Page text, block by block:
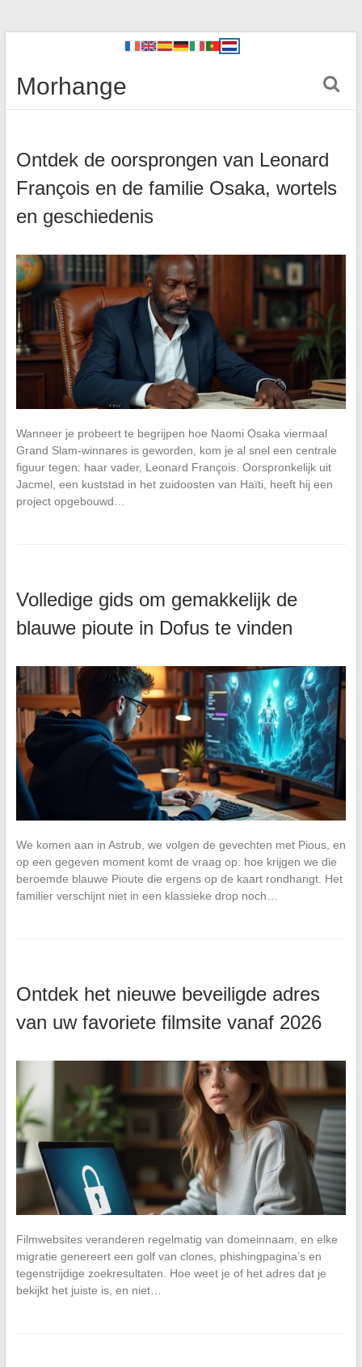
Morhange
Ontdek de oorsprongen van Leonard
François en de familie Osaka, wortels
en geschiedenis
Wanneer je probeert te begrijpen hoe Naomi Osaka viermaal
Grand Slam-winnares is geworden, kom je al snel een centrale
figuur tegen: haar vader, Leonard François. Oorspronkelijk uit
Jacmel, een kuststad in het zuidoosten van Haïti, heeft hij een
project opgebouwd…
Volledige gids om gemakkelijk de
blauwe pioute in Dofus te vinden
We komen aan in Astrub, we volgen de gevechten met Pious, en
op een gegeven moment komt de vraag op: hoe krijgen we die
beroemde blauwe Pioute die ergens op de kaart rondhangt. Het
familier verschijnt niet in een klassieke drop noch…
Ontdek het nieuwe beveiligde adres
van uw favoriete filmsite vanaf 2026
Filmwebsites veranderen regelmatig van domeinnaam, en elke
migratie genereert een golf van clones, phishingpagina’s en
tegenstrijdige zoekresultaten. Hoe weet je of het adres dat je
bekijkt het juiste is, en niet…